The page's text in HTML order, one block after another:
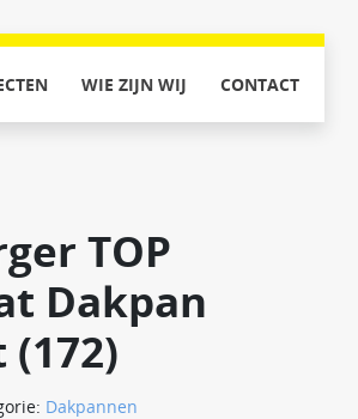
WIE ZIJN WIJ CONTACT
TOP
Dakpan
Dakpannen